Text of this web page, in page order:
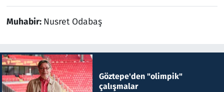
Muhabir: Nusret Odabaş
Göztepe'den "olimpik"
çalışmalar